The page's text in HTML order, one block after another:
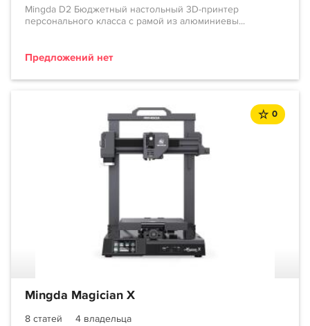
Mingda D2 Бюджетный настольный 3D-принтер
персонального класса с рамой из алюминиевы...
Предложений нет
0
Mingda Magician X
8 статей
4 владельца